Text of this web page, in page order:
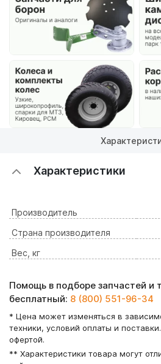
Характеристики
Производитель
Страна производителя
Вес, кг
Помощь в подборе запчастей и
бесплатный: 8 (800) 551-96-34
* Цена может изменяться в
техники, условий оплаты и
офертой.
** Характеристики товара могут